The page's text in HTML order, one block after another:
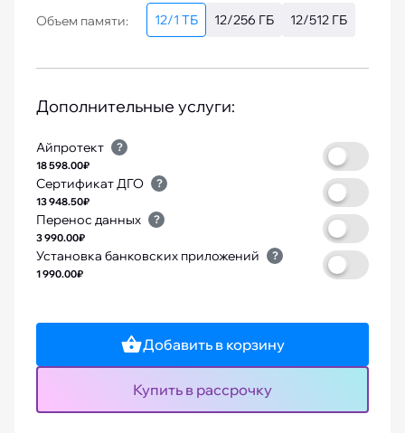
Объем памяти: 12/1 ТБ 12/256 ГБ 12/512 ГБ
Дополнительные услуги:
Айпротект ?
18 598.00₽
Сертификат ДГО ?
13 948.50₽
Перенос данных ?
3 990.00₽
Установка банковских приложений ?
1 990.00₽
Добавить в корзину
Купить в рассрочку